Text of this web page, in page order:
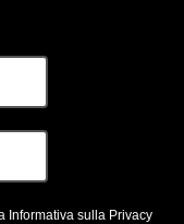
Informativa sulla Privacy